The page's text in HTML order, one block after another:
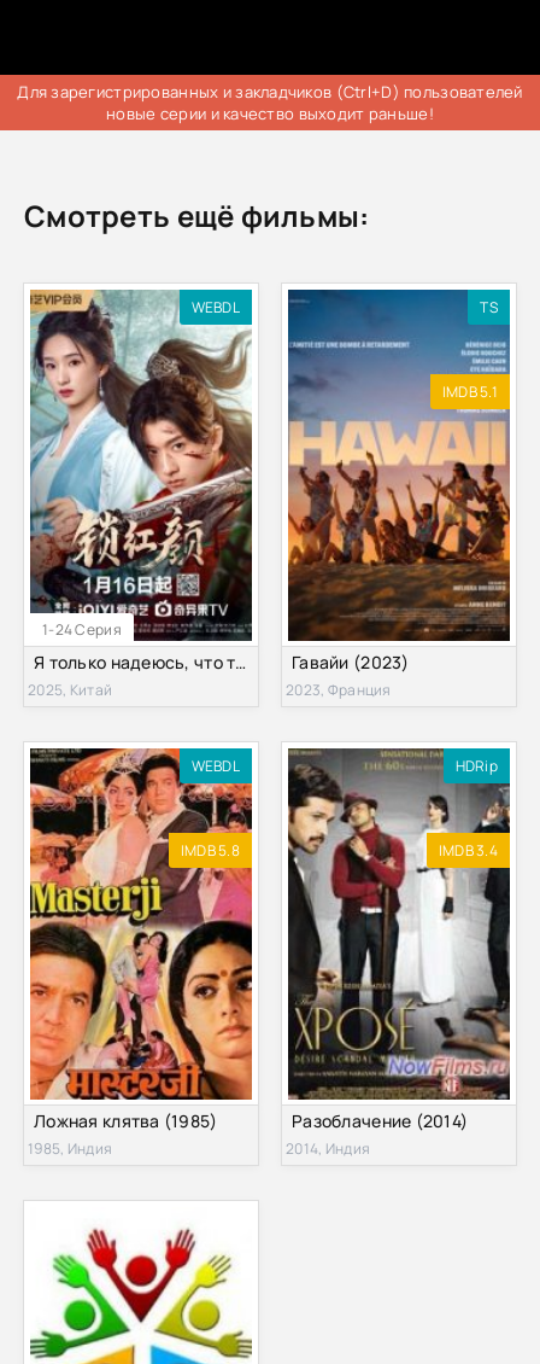
Для зарегистрированных и закладчиков (Ctrl+D) пользователей
новые серии и качество выходит раньше!
Смотреть ещё фильмы:
1-24 Серия
WEBDL
Я только надеюсь, что твое сердце созвучно с моим (2025)
2025, Китай
TS
IMDB 5.1
Гавайи (2023)
2023, Франция
WEBDL
IMDB 5.8
Ложная клятва (1985)
1985, Индия
HDRip
IMDB 3.4
Разоблачение (2014)
2014, Индия